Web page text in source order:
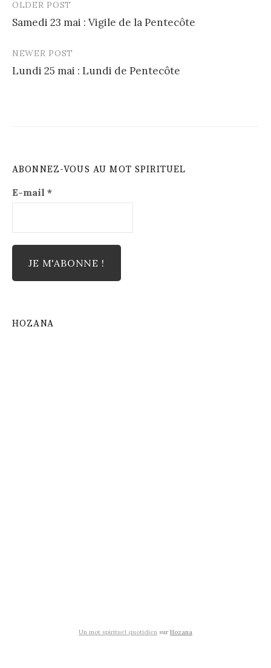
Post
navigation
OLDER POST
Samedi 23 mai : Vigile de la Pentecôte
NEWER POST
Lundi 25 mai : Lundi de Pentecôte
ABONNEZ-VOUS AU MOT SPIRITUEL
E-mail *
HOZANA
Un mot spirituel quotidien surHozana